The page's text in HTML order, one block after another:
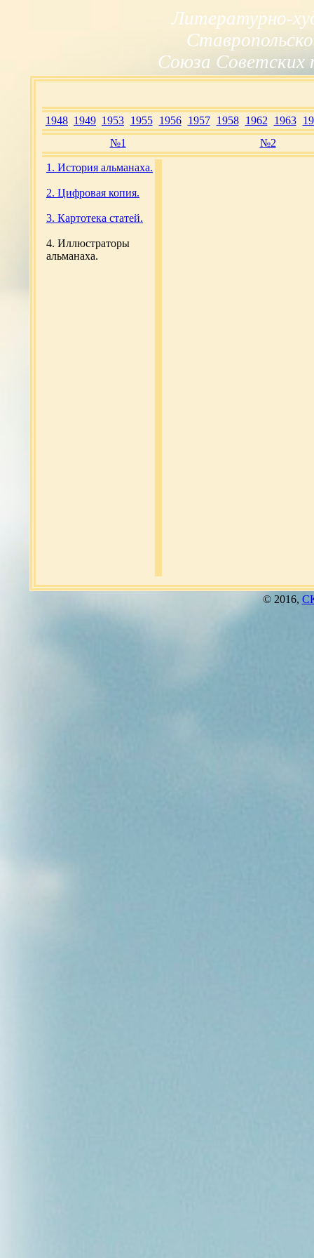
Литературно-
Союза Советских
1948 1949 1953 1955 1956 1957 1958 1962 1963
№1
№2
1. История альманаха.
2. Цифровая копия.
3. Картотека статей.
4. Иллюстраторы
альманаха.
© 2016,